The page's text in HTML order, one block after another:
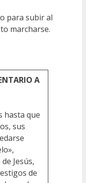
para subir al
marcharse.
A
hasta que
sus
Jesús,
de